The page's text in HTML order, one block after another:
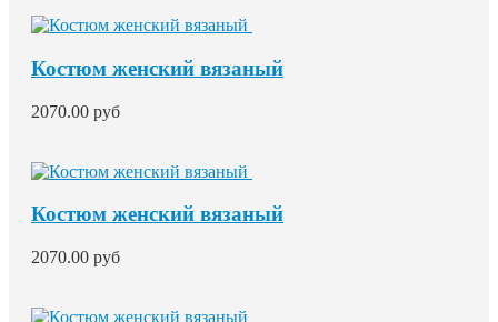
Костюм женский вязаный
2070.00 руб
Костюм женский вязаный
2070.00 руб